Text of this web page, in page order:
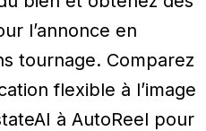
l’annonce en
tournage. Comparez
flexible à l’image
à AutoReel pour